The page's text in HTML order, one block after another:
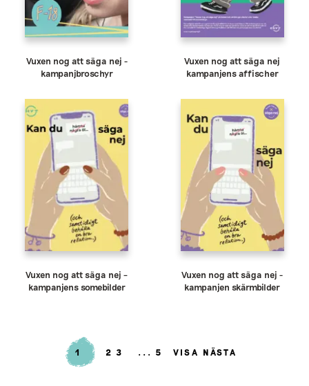
Vuxen nog att säga nej -
kampanjbroschyr
Vuxen nog att säga nej
kampanjens affischer
Vuxen nog att säga nej –
kampanjens somebilder
Vuxen nog att säga nej -
kampanjen skärmbilder
1 2 3 5 VISA NÄSTA